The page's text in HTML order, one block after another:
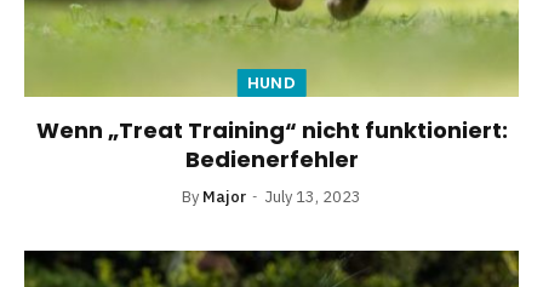
HUND
Wenn „Treat Training“ nicht funktioniert:
Bedienerfehler
By Major July 13, 2023